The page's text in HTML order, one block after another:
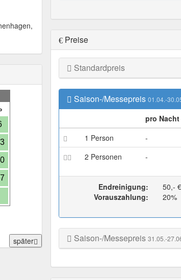
Preise
Standardpreis
Saison-/Messepreis 01.04.-
pro Nacht
1 Person
-
2 Personen
-
Endreinigung:
50,- €
Vorauszahlung:
20%
Saison-/Messepreis 31.05.-
später